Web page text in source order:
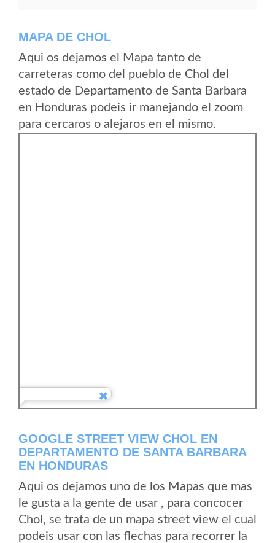
MAPA DE CHOL
Aqui os dejamos el Mapa tanto de
carreteras como del pueblo de Chol del
estado de Departamento de Santa Barbara
en Honduras podeis ir manejando el zoom
para cercaros o alejaros en el mismo.
GOOGLE STREET VIEW CHOL EN
DEPARTAMENTO DE SANTA BARBARA
EN HONDURAS
Aqui os dejamos uno de los Mapas que mas
le gusta a la gente de usar , para concocer
Chol, se trata de un mapa street view el cual
podeis usar con las flechas para recorrer la